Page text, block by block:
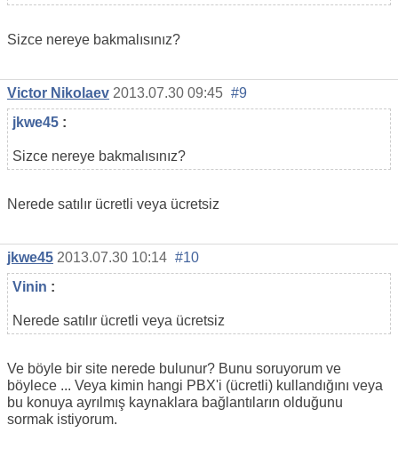
Sizce nereye bakmalısınız?
Victor Nikolaev 2013.07.30 09:45 #9
jkwe45 :
Sizce nereye bakmalısınız?
Nerede satılır ücretli veya ücretsiz
jkwe45 2013.07.30 10:14 #10
Vinin :
Nerede satılır ücretli veya ücretsiz
Ve böyle bir site nerede bulunur? Bunu soruyorum ve
böylece ... Veya kimin hangi PBX'i (ücretli) kullandığını veya
bu konuya ayrılmış kaynaklara bağlantıların olduğunu
sormak istiyorum.